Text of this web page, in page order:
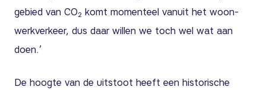
gebied van CO2 komt momenteel vanuit het woon-
werkverkeer, dus daar willen we toch wel wat aan
doen.’
De hoogte van de uitstoot heeft een historische